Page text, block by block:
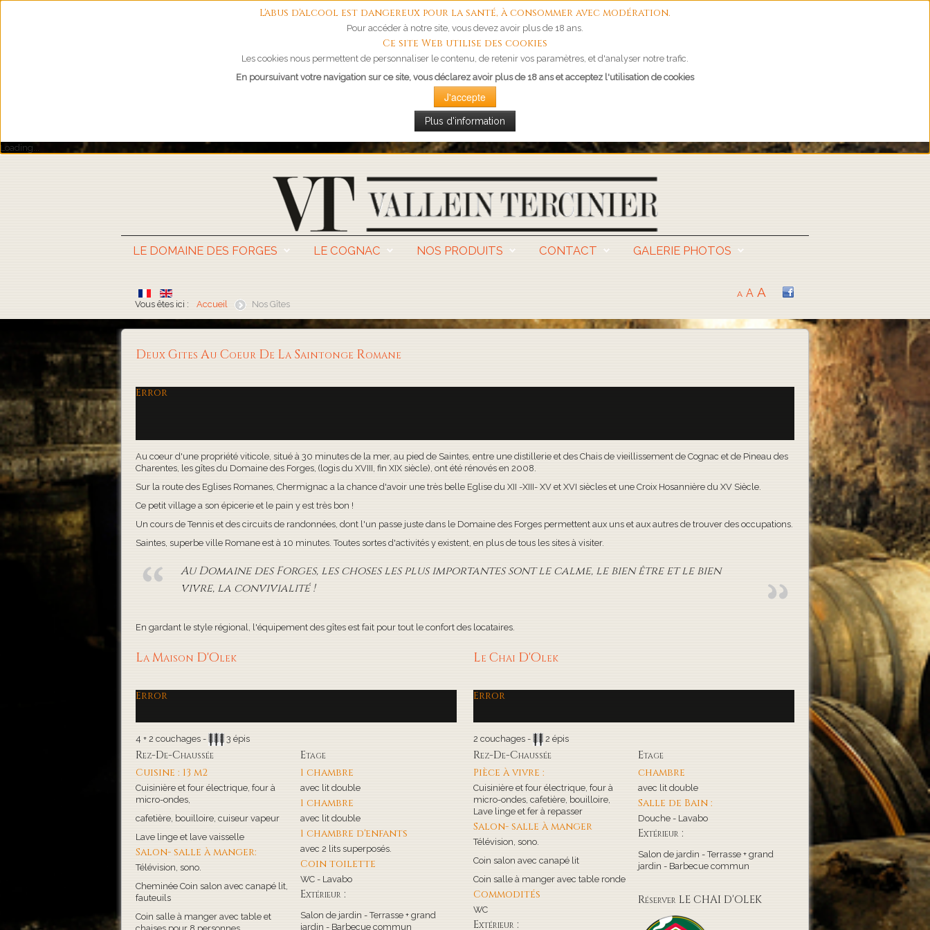
L'abus d'alcool est dangereux pour la santé, à consommer avec modération.
Pour accéder à notre site, vous devez avoir plus de 18 ans.
Ce site Web utilise des cookies
Les cookies nous permettent de personnaliser le contenu, de retenir vos paramètres, et d'analyser notre trafic.
En poursuivant votre navigation sur ce site, vous déclarez avoir plus de 18 ans et acceptez l'utilisation de cookies
J'accepte
Plus d'information
Loading...
LE DOMAINE DES FORGES LE COGNAC NOS PRODUITS CONTACT GALERIE PHOTOS
Vous êtes ici : Accueil Nos Gîtes
A A A
Deux Gites Au Coeur De La Saintonge Romane
Error
Au coeur d'une propriété viticole, situé à 30 minutes de la mer, au pied de Saintes, entre une distillerie et des Chais de vieillissement de Cognac et de Pineau des
Charentes, les gîtes du Domaine des Forges, (logis du XVIII, fin XIX siècle), ont été rénovés en 2008.
Sur la route des Eglises Romanes, Chermignac a la chance d'avoir une très belle Eglise du XII -XIII- XV et XVI siècles et une Croix Hosannière du XV Siècle.
Ce petit village a son épicerie et le pain y est très bon !
Un cours de Tennis et des circuits de randonnées, dont l'un passe juste dans le Domaine des Forges permettent aux uns et aux autres de trouver des occupations.
Saintes, superbe ville Romane est à 10 minutes. Toutes sortes d'activités y existent, en plus de tous les sites à visiter.
Au Domaine des Forges, les choses les plus importantes sont le calme, le bien être et le bien
vivre, la convivialité !
En gardant le style régional, l'équipement des gîtes est fait pour tout le confort des locataires.
La Maison D'Olek
Error
4 + 2 couchages - 3 épis
Rez-De-Chaussée
Cuisine : 13 m2
Cuisinière et four électrique, four à
micro-ondes,
cafetière, bouilloire, cuiseur vapeur
Lave linge et lave vaisselle
Salon- salle à manger:
Télévision, sono.
Cheminée Coin salon avec canapé lit,
fauteuils
Coin salle à manger avec table et
Etage
1 chambre
avec lit double
1 chambre
avec lit double
1 chambre d'enfants
avec 2 lits superposés.
Coin toilette
WC - Lavabo
Extérieur :
Salon de jardin - Terrasse + grand
jardin - Barbecue commun
Le Chai D'Olek
Error
2 couchages - 2 épis
Rez-De-Chaussée
Pièce à vivre :
Cuisinière et four électrique, four à
micro-ondes, cafetière, bouilloire,
Lave linge et fer à repasser
Salon- salle à manger
Télévision, sono.
Coin salon avec canapé lit
Coin salle à manger avec table ronde
Commodités
WC
Extérieur :
Etage
chambre
avec lit double
Salle de Bain :
Douche - Lavabo
Extérieur :
Salon de jardin - Terrasse + grand
jardin - Barbecue commun
Réserver LE CHAI D'OLEK